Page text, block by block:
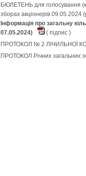
БЮЛЕТЕНЬ для голосування
зборах акціонерів
Інформація про загальну
07.05.2024)
( підпис )
ПРОТОКОЛ № 2 ЛІЧИЛЬНОЇ
ПРОТОКОЛ Річних загальних